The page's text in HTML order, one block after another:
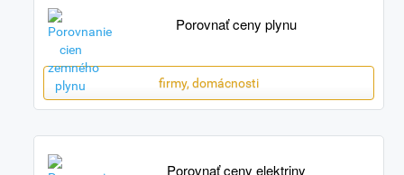
Porovnať ceny plynu
firmy, domácnosti
Porovnať ceny elektriny